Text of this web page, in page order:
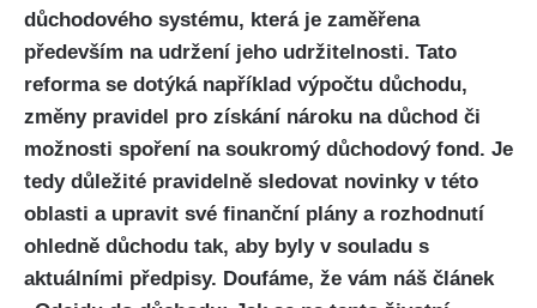
důchodového systému, která je zaměřena
především na udržení jeho udržitelnosti. Tato
reforma se dotýká například výpočtu důchodu,
změny pravidel pro získání nároku na důchod či
možnosti spoření na soukromý důchodový fond. Je
tedy důležité pravidelně sledovat novinky v této
oblasti a upravit své finanční plány a rozhodnutí
ohledně důchodu tak, aby byly v souladu s
aktuálními předpisy. Doufáme, že vám náš článek